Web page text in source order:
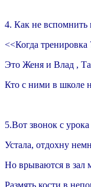
4. Как не вспомнить
<<Когда
Это Женя и Влад ,
Кто с ними в школе
5.Вот звонок с урока
Устала, отдохну
Но врываются в зал
Размять кости в